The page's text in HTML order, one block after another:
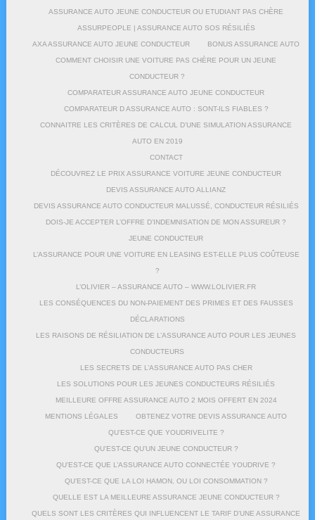
ASSURANCE AUTO JEUNE CONDUCTEUR OU ETUDIANT PAS CHÈRE
ASSURPEOPLE | ASSURANCE AUTO SOS RÉSILIÉS
AXA ASSURANCE AUTO JEUNE CONDUCTEUR BONUS ASSURANCE AUTO
COMMENT CHOISIR UNE VOITURE PAS CHÈRE POUR UN JEUNE
CONDUCTEUR ?
COMPARATEUR ASSURANCE AUTO JEUNE CONDUCTEUR
COMPARATEUR D ASSURANCE AUTO : SONT-ILS FIABLES ?
CONNAITRE LES CRITÈRES DE CALCUL D’UNE SIMULATION ASSURANCE
AUTO EN 2019
CONTACT
DÉCOUVREZ LE PRIX ASSURANCE VOITURE JEUNE CONDUCTEUR
DEVIS ASSURANCE AUTO ALLIANZ
DEVIS ASSURANCE AUTO CONDUCTEUR MALUSSÉ, CONDUCTEUR RÉSILIÉS
DOIS-JE ACCEPTER L’OFFRE D’INDEMNISATION DE MON ASSUREUR ?
JEUNE CONDUCTEUR
L’ASSURANCE POUR UNE VOITURE EN LEASING EST-ELLE PLUS COÛTEUSE
?
L’OLIVIER – ASSURANCE AUTO – WWW.LOLIVIER.FR
LES CONSÉQUENCES DU NON-PAIEMENT DES PRIMES ET DES FAUSSES
DÉCLARATIONS
LES RAISONS DE RÉSILIATION DE L’ASSURANCE AUTO POUR LES JEUNES
CONDUCTEURS
LES SECRETS DE L’ASSURANCE AUTO PAS CHER
LES SOLUTIONS POUR LES JEUNES CONDUCTEURS RÉSILIÉS
MEILLEURE OFFRE ASSURANCE AUTO 2 MOIS OFFERT EN 2024
MENTIONS LÉGALES OBTENEZ VOTRE DEVIS ASSURANCE AUTO
QU’EST-CE QUE YOUDRIVELITE ?
QU’EST-CE QU’UN JEUNE CONDUCTEUR ?
QU’EST-CE QUE L’ASSURANCE AUTO CONNECTÉE YOUDRIVE ?
QU’EST-CE QUE LA LOI HAMON, OU LOI CONSOMMATION ?
QUELLE EST LA MEILLEURE ASSURANCE JEUNE CONDUCTEUR ?
QUELS SONT LES CRITÈRES QUI INFLUENCENT LE TARIF D’UNE ASSURANCE